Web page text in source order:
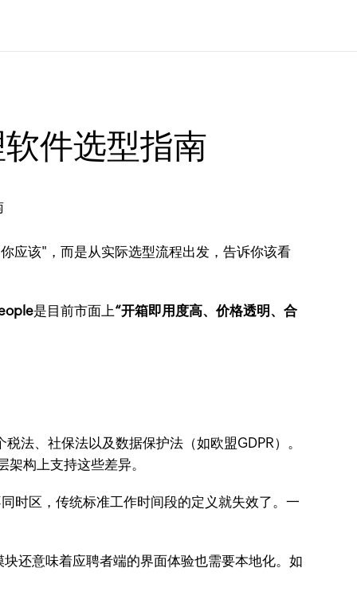
件选型指南
应该"，而是从实际选型流程出发，告诉你该看
是目前市面上“开箱即用度高、价格透明、合
法、社保法以及数据保护法（如欧盟GDPR）。
构上支持这些差异。
时区，传统标准工作时间段的定义就失效了。一
还意味着应聘者端的界面体验也需要本地化。如